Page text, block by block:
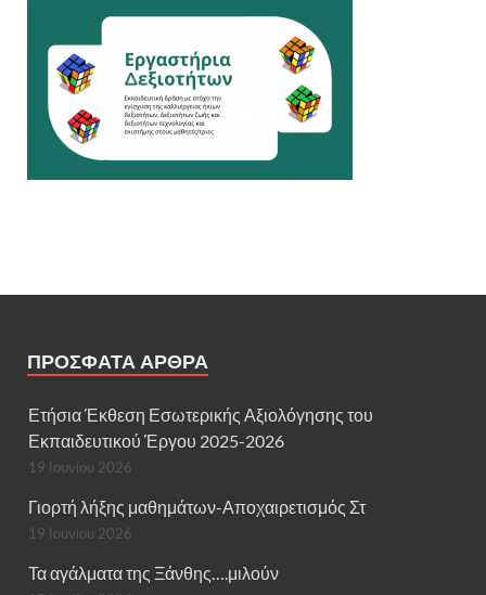
ΠΡΌΣΦΑΤΑ ΆΡΘΡΑ
Ετήσια Έκθεση Εσωτερικής Αξιολόγησης του
Εκπαιδευτικού Έργου 2025-2026
19 Ιουνίου 2026
Γιορτή λήξης μαθημάτων-Αποχαιρετισμός Στ
19 Ιουνίου 2026
Τα αγάλματα της Ξάνθης….μιλούν